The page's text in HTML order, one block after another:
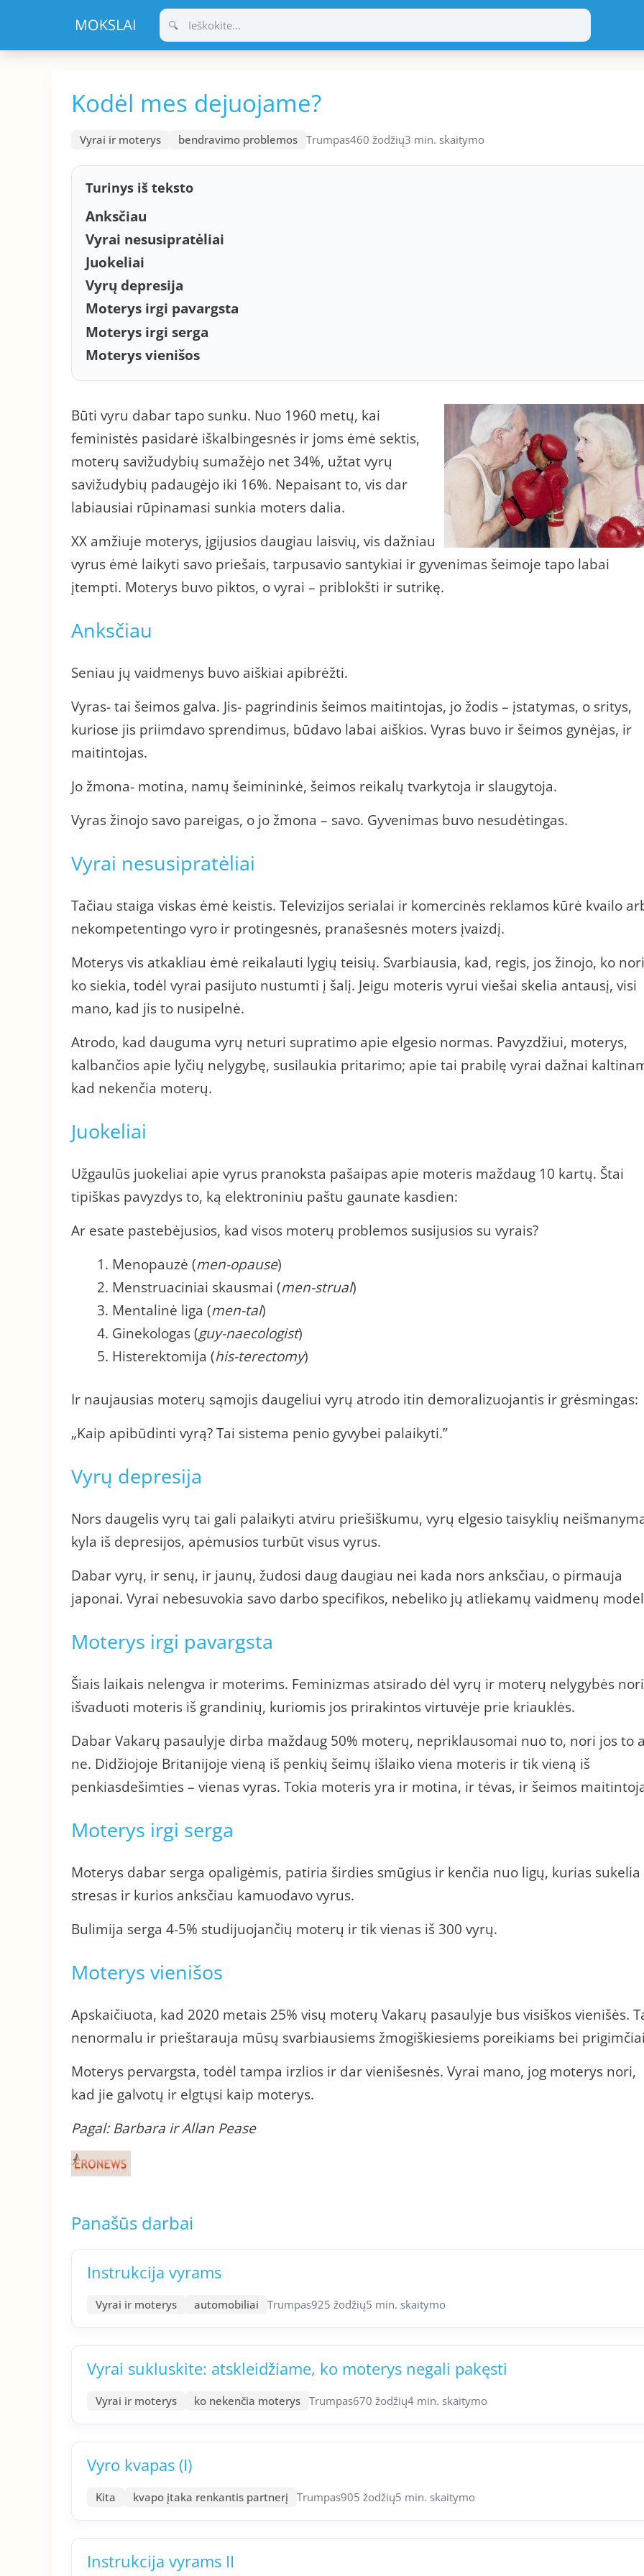
turinio
Kodėl mes dejuojame?
Vyrai ir moterys bendravimo problemos Trumpas460 žodžių3 min. skaitymo
Turinys iš teksto
Anksčiau
Vyrai nesusipratėliai
Juokeliai
Vyrų depresija
Moterys irgi pavargsta
Moterys irgi serga
Moterys vienišos
Būti vyru dabar tapo sunku. Nuo 1960 metų, kai
feministės pasidarė iškalbingesnės ir joms ėmė sektis,
moterų savižudybių sumažėjo net 34%, užtat vyrų
savižudybių padaugėjo iki 16%. Nepaisant to, vis dar
labiausiai rūpinamasi sunkia moters dalia.
XX amžiuje moterys, įgijusios daugiau laisvių, vis dažniau
vyrus ėmė laikyti savo priešais, tarpusavio santykiai ir gyvenimas šeimoje tapo labai
įtempti. Moterys buvo piktos, o vyrai – priblokšti ir sutrikę.
Anksčiau
Seniau jų vaidmenys buvo aiškiai apibrėžti.
Vyras- tai šeimos galva. Jis- pagrindinis šeimos maitintojas, jo žodis – įstatymas, o sritys,
kuriose jis priimdavo sprendimus, būdavo labai aiškios. Vyras buvo ir šeimos gynėjas, ir
maitintojas.
Jo žmona- motina, namų šeimininkė, šeimos reikalų tvarkytoja ir slaugytoja.
Vyras žinojo savo pareigas, o jo žmona – savo. Gyvenimas buvo nesudėtingas.
Vyrai nesusipratėliai
Tačiau staiga viskas ėmė keistis. Televizijos serialai ir komercinės reklamos kūrė kvailo
nekompetentingo vyro ir protingesnės, pranašesnės moters įvaizdį.
Moterys vis atkakliau ėmė reikalauti lygių teisių. Svarbiausia, kad, regis, jos žinojo, ko
ko siekia, todėl vyrai pasijuto nustumti į šalį. Jeigu moteris vyrui viešai skelia antausį, visi
mano, kad jis to nusipelnė.
Atrodo, kad dauguma vyrų neturi supratimo apie elgesio normas. Pavyzdžiui, moterys,
kalbančios apie lyčių nelygybę, susilaukia pritarimo; apie tai prabilę vyrai dažnai
kad nekenčia moterų.
Juokeliai
Užgaulūs juokeliai apie vyrus pranoksta pašaipas apie moteris maždaug 10 kartų. Štai
tipiškas pavyzdys to, ką elektroniniu paštu gaunate kasdien:
Ar esate pastebėjusios, kad visos moterų problemos susijusios su vyrais?
Menopauzė (men-opause)
Menstruaciniai skausmai (men-strual)
Mentalinė liga (men-tal)
Ginekologas (guy-naecologist)
Histerektomija (his-terectomy)
Ir naujausias moterų sąmojis daugeliui vyrų atrodo itin demoralizuojantis ir grėsmingas:
„Kaip apibūdinti vyrą? Tai sistema penio gyvybei palaikyti.”
Vyrų depresija
Nors daugelis vyrų tai gali palaikyti atviru priešiškumu, vyrų elgesio taisyklių
kyla iš depresijos, apėmusios turbūt visus vyrus.
Dabar vyrų, ir senų, ir jaunų, žudosi daug daugiau nei kada nors anksčiau, o pirmauja
japonai. Vyrai nebesuvokia savo darbo specifikos, nebeliko jų atliekamų vaidmenų
Moterys irgi pavargsta
Šiais laikais nelengva ir moterims. Feminizmas atsirado dėl vyrų ir moterų nelygybės
išvaduoti moteris iš grandinių, kuriomis jos prirakintos virtuvėje prie kriauklės.
Dabar Vakarų pasaulyje dirba maždaug 50% moterų, nepriklausomai nuo to, nori jos to
ne. Didžiojoje Britanijoje vieną iš penkių šeimų išlaiko viena moteris ir tik vieną iš
penkiasdešimties – vienas vyras. Tokia moteris yra ir motina, ir tėvas, ir šeimos
Moterys irgi serga
Moterys dabar serga opaligėmis, patiria širdies smūgius ir kenčia nuo ligų, kurias sukelia
stresas ir kurios anksčiau kamuodavo vyrus.
Bulimija serga 4-5% studijuojančių moterų ir tik vienas iš 300 vyrų.
Moterys vienišos
Apskaičiuota, kad 2020 metais 25% visų moterų Vakarų pasaulyje bus visiškos vienišės.
nenormalu ir prieštarauja mūsų svarbiausiems žmogiškiesiems poreikiams bei
Moterys pervargsta, todėl tampa irzlios ir dar vienišesnės. Vyrai mano, jog moterys nori,
kad jie galvotų ir elgtųsi kaip moterys.
Pagal: Barbara ir Allan Pease
Panašūs darbai
Instrukcija vyrams
Vyrai ir moterys automobiliai Trumpas925 žodžių5 min. skaitymo
Vyrai sukluskite: atskleidžiame, ko moterys negali pakęsti
Vyrai ir moterys ko nekenčia moterys Trumpas670 žodžių4 min. skaitymo
Vyro kvapas (I)
Kita kvapo įtaka renkantis partnerį Trumpas905 žodžių5 min. skaitymo
Instrukcija vyrams II